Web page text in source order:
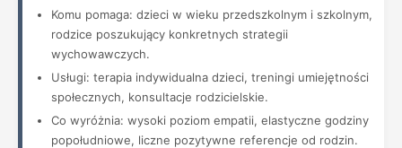
Komu pomaga: dzieci w wieku przedszkolnym i szkolnym,
rodzice poszukujący konkretnych strategii
wychowawczych.
Usługi: terapia indywidualna dzieci, treningi umiejętności
społecznych, konsultacje rodzicielskie.
Co wyróżnia: wysoki poziom empatii, elastyczne godziny
popołudniowe, liczne pozytywne referencje od rodzin.